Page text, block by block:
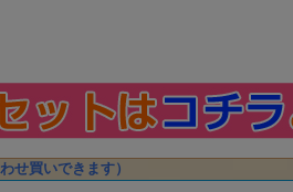
せ買いできます）